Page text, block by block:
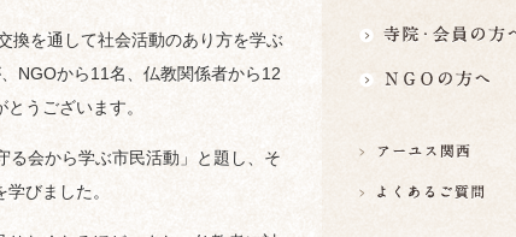
換を通して社会活動のあり方を学ぶ
NGOから11名、仏教関係者から12
うございます。
る会から学ぶ市民活動」と題し、そ
びました。